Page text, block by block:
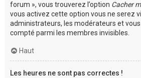
forum », vous trouverez l’option Cacher
vous activez cette option vous ne serez
administrateurs, les modérateurs et
compté parmi les membres invisibles.
Haut
Les heures ne sont pas correctes !